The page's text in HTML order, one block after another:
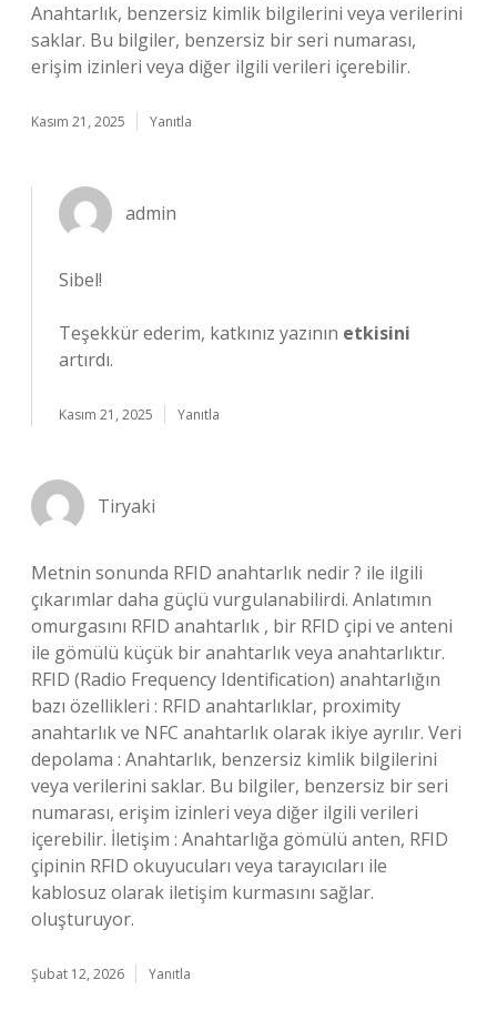
Anahtarlık, benzersiz kimlik bilgilerini veya verilerini
saklar. Bu bilgiler, benzersiz bir seri numarası,
erişim izinleri veya diğer ilgili verileri içerebilir.
Kasım 21, 2025 Yanıtla
admin
Sibel!
Teşekkür ederim, katkınız yazının etkisini
artırdı.
Kasım 21, 2025 Yanıtla
Tiryaki
Metnin sonunda RFID anahtarlık nedir ? ile ilgili
çıkarımlar daha güçlü vurgulanabilirdi. Anlatımın
omurgasını RFID anahtarlık , bir RFID çipi ve anteni
ile gömülü küçük bir anahtarlık veya anahtarlıktır.
RFID (Radio Frequency Identification) anahtarlığın
bazı özellikleri : RFID anahtarlıklar, proximity
anahtarlık ve NFC anahtarlık olarak ikiye ayrılır. Veri
depolama : Anahtarlık, benzersiz kimlik bilgilerini
veya verilerini saklar. Bu bilgiler, benzersiz bir seri
numarası, erişim izinleri veya diğer ilgili verileri
içerebilir. İletişim : Anahtarlığa gömülü anten, RFID
çipinin RFID okuyucuları veya tarayıcıları ile
kablosuz olarak iletişim kurmasını sağlar.
oluşturuyor.
Şubat 12, 2026 Yanıtla